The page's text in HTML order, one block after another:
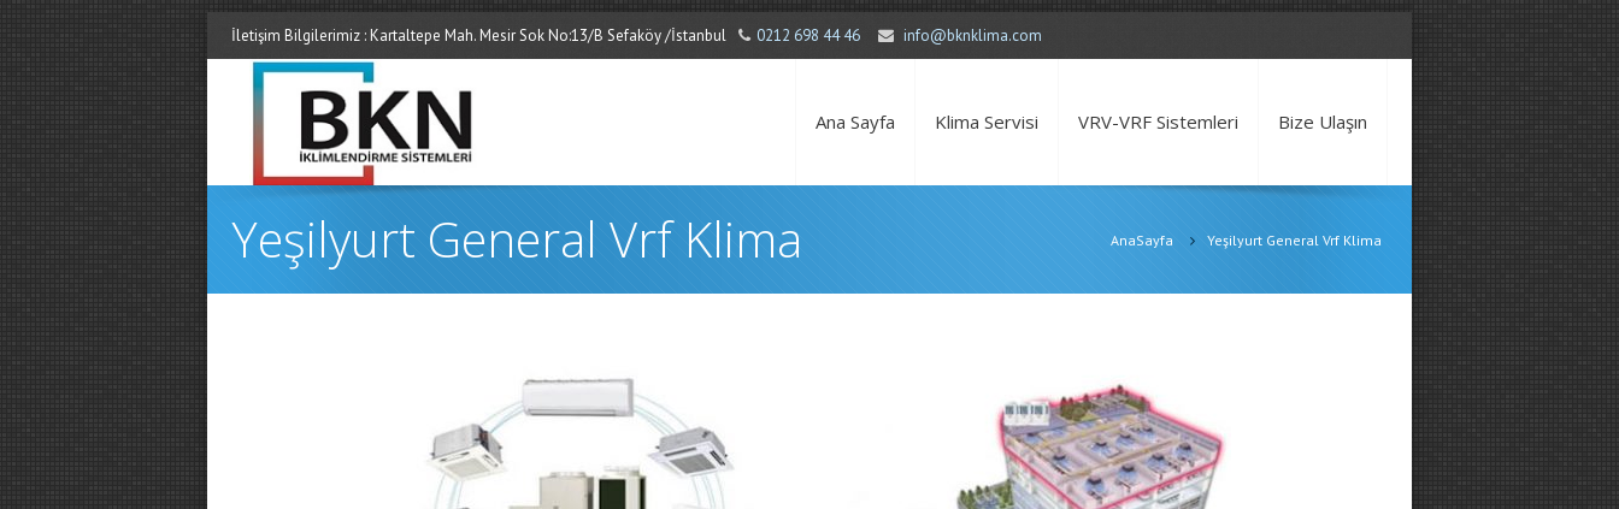
İletişim Bilgilerimiz : Kartaltepe Mah. Mesir Sok No:13/B Sefaköy /İstanbul 0212 698 44 46 info@bknklima.com
Ana Sayfa Klima Servisi VRV-VRF Sistemleri Bize Ulaşın
Yeşilyurt General Vrf Klima AnaSayfa Yeşilyurt General Vrf Klima